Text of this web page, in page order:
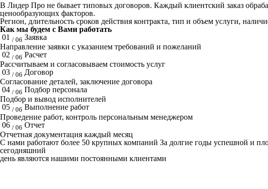
В Лидер Про не бывает типовых договоров. Каждый клиентский заказ
ценообразующих факторов.
Регион, длительность сроков действия контракта, тип и объем услуги,
Как мы будем с Вами работать
01 / 06 Заявка
Направление заявки с указанием требований и пожеланий
02 / 06 Расчет
Рассчитываем и согласовываем стоимость услуг
03 / 06 Договор
Согласование деталей, заключение договора
04 / 06 Подбор персонала
Подбор и вывод исполнителей
05 / 06 Выполнение работ
Проведение работ, контроль персональным менеджером
06 / 06 Отчет
Отчетная документация каждый месяц
C нами работают более 50 крупных компаний За долгие годы успешной и
сегодняшний
день являются нашими постоянными клиентами